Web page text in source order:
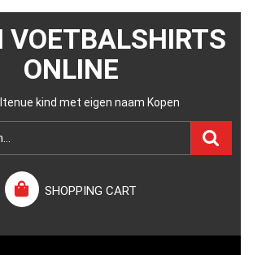
VOETBALSHIRTS
ONLINE
kind met eigen naam Kopen
SHOPPING CART